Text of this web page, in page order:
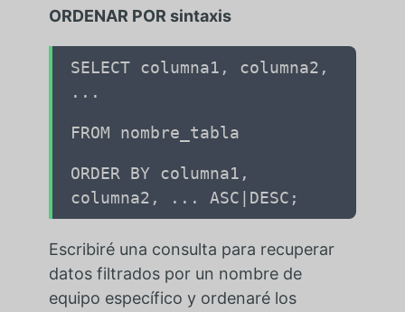
ORDENAR POR sintaxis
SELECT columna1, columna2,
...
FROM nombre_tabla
ORDER BY columna1,
columna2, ... ASC|DESC;
Escribiré una consulta para recuperar
datos filtrados por un nombre de
equipo específico y ordenaré los